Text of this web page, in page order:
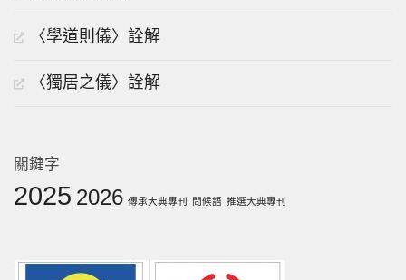
〈學道則儀〉詮解
〈獨居之儀〉詮解
關鍵字
2025 2026 傳承大典專刊 問候語 推選大典專刊